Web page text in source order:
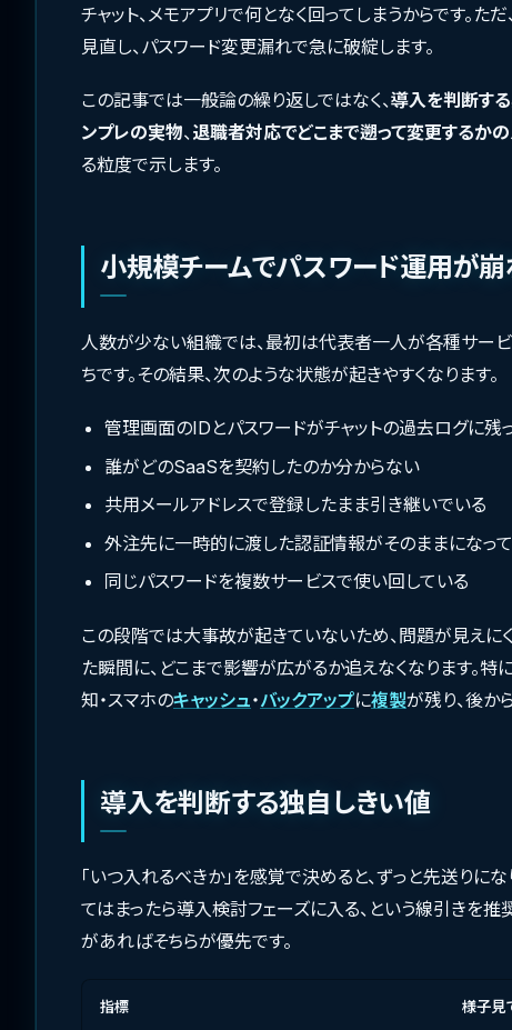
チャット、メモアプリで何となく回ってしまうからです。
見直し、パスワード変更漏れで急に破綻します。
この記事では一般論の繰り返しではなく、導入を判断す
ンプレの実物、 退職者対応でどこまで遡って変更するか
る粒度で示します。
小規模チームでパスワード運用が
人数が少ない組織では、最初は代表者一人が各種サー
ちです。その結果、次のような状態が起きやすくなります。
管理画面のIDとパスワードがチャットの過去ログに残
誰がどのSaaSを契約したのか分からない
共用メールアドレスで登録したまま引き継いでいる
外注先に一時的に渡した認証情報がそのままになっ
同じパスワードを複数サービスで使い回している
この段階では大事故が起きていないため、問題が見えに
た瞬間に、どこまで影響が広がるか追えなくなります。特
知・スマホのキャッシュ・バックアップに複製が残り、後か
導入を判断する独自しきい値
「いつ入れるべきか」を感覚で決めると、ずっと先送り
てはまったら導入検討フェーズに入る、という線引きを
があればそちらが優先です。
指標 様子見